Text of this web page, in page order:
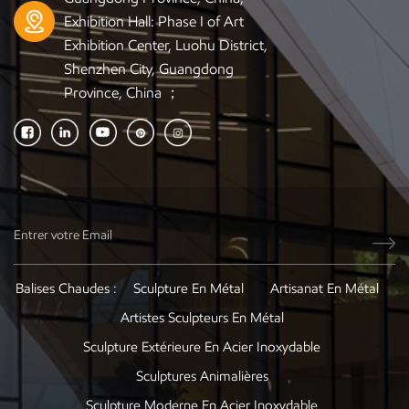
Exhibition Hall: Phase I of Art
Exhibition Center, Luohu District,
Shenzhen City, Guangdong
Province, China ；
Balises Chaudes : Sculpture En Métal
Artisanat En Métal
Artistes Sculpteurs En Métal
Sculpture Extérieure En Acier Inoxydable
Sculptures Animalières
Sculpture Moderne En Acier Inoxydable